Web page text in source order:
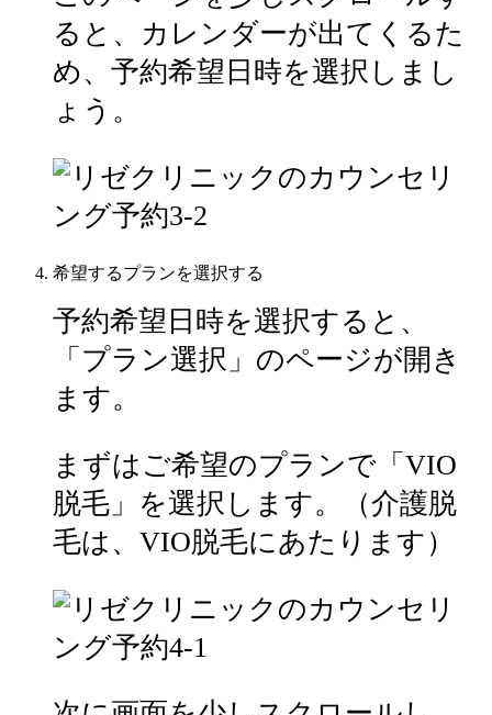
ると、カレンダーが出てくるた
め、予約希望日時を選択しまし
ょう。
希望するプランを選択する
予約希望日時を選択すると、
「プラン選択」のページが開き
ます。
まずはご希望のプランで「VIO
脱毛」を選択します。（介護脱
毛は、VIO脱毛にあたります）